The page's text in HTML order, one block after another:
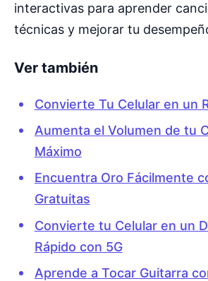
interactivas para aprender
técnicas y mejorar tu
Ver también
Convierte Tu Celular en un
Aumenta el Volumen de tu
Máximo
Encuentra Oro Fácilmente
Gratuitas
Convierte tu Celular en un
Rápido con 5G
Aprende a Tocar Guitarra